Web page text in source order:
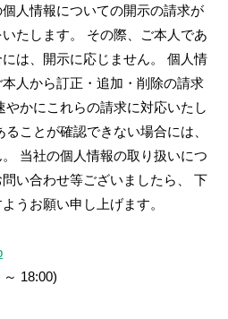
人情報についての開示の請求が
たします。 その際、ご本人であ
は、開示に応じません。 個人情
人から訂正・追加・削除の請求
かにこれらの請求に対応いたし
ことが確認できない場合には、
当社の個人情報の取り扱いにつ
い合わせ等ございましたら、 下
うお願い申し上げます。
18:00)